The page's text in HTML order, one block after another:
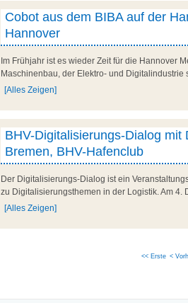
Cobot aus dem BIBA auf der
Hannover
Im Frühjahr ist es wieder Zeit für die Hannover
Maschinenbau, der Elektro- und
[Alles Zeigen]
BHV-Digitalisierungs-Dialog
Bremen, BHV-Hafenclub
Der Digitalisierungs-Dialog ist ein
zu Digitalisierungsthemen in der Logistik. Am
[Alles Zeigen]
<< Erste <